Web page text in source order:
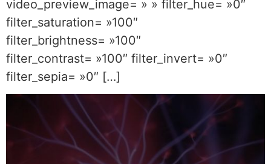
video_preview_image= » » filter_hue= »0″
filter_saturation= »100″
filter_brightness= »100″
filter_contrast= »100″ filter_invert= »0″
filter_sepia= »0″ […]